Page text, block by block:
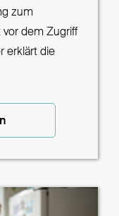
zum
dem Zugriff
erklärt die